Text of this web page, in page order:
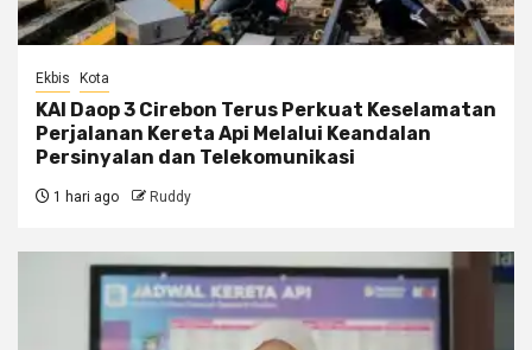
Ekbis Kota
KAI Daop 3 Cirebon Terus Perkuat Keselamatan
Perjalanan Kereta Api Melalui Keandalan
Persinyalan dan Telekomunikasi
1 hari ago Ruddy